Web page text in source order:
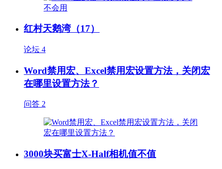
红村天鹅湾（17）
论坛 4
Word禁用宏、Excel禁用宏设置方法，关闭宏
在哪里设置方法？
问答 2
3000块买富士X-Half相机值不值